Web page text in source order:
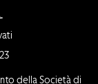
della Società di